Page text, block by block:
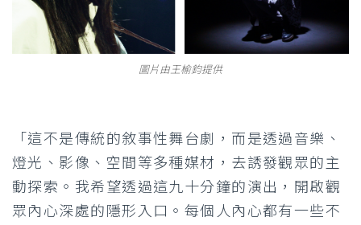
圖片由王榆鈞提供
「這不是傳統的敘事性舞台劇，而是透過音樂、
燈光、影像、空間等多種媒材，去誘發觀眾的主
動探索。我希望透過這九十分鐘的演出，開啟觀
眾內心深處的隱形入口。每個人內心都有一些不